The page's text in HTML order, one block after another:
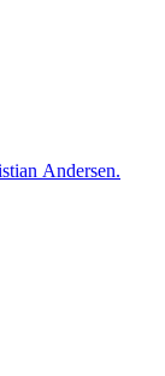
Andersen.